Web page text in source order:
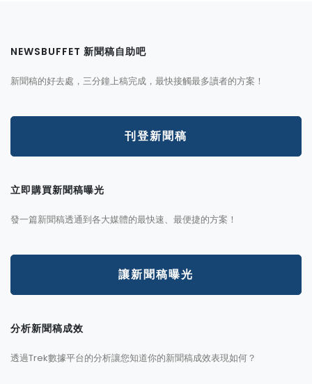
NEWSBUFFET 新聞稿自助吧
新聞稿的好去處，三分鐘上稿完成，最快接觸最多讀者的方案！
刊登新聞稿
立即購買新聞稿曝光
發一篇新聞稿透通到各大媒體的最快速、最便捷的方案！
讓新聞稿曝光
分析新聞稿成效
透過Trek數據平台的分析讓您知道你的新聞稿成效表現如何？